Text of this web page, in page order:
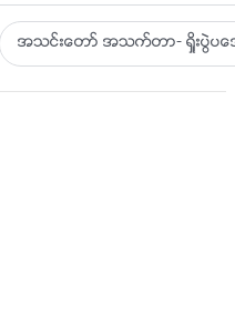
အသင္းေတာ္ အသက္တာ- ရႈိးပြဲ